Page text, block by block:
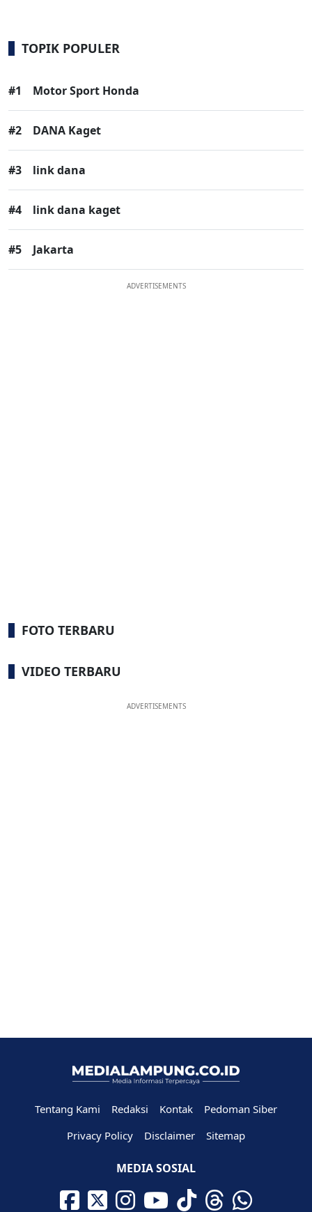
TOPIK POPULER
#1 Motor Sport Honda
#2 DANA Kaget
#3 link dana
#4 link dana kaget
#5 Jakarta
ADVERTISEMENTS
FOTO TERBARU
VIDEO TERBARU
ADVERTISEMENTS
Tentang Kami Redaksi Kontak
Pedoman Siber
Privacy Policy
Disclaimer Sitemap
MEDIA SOSIAL